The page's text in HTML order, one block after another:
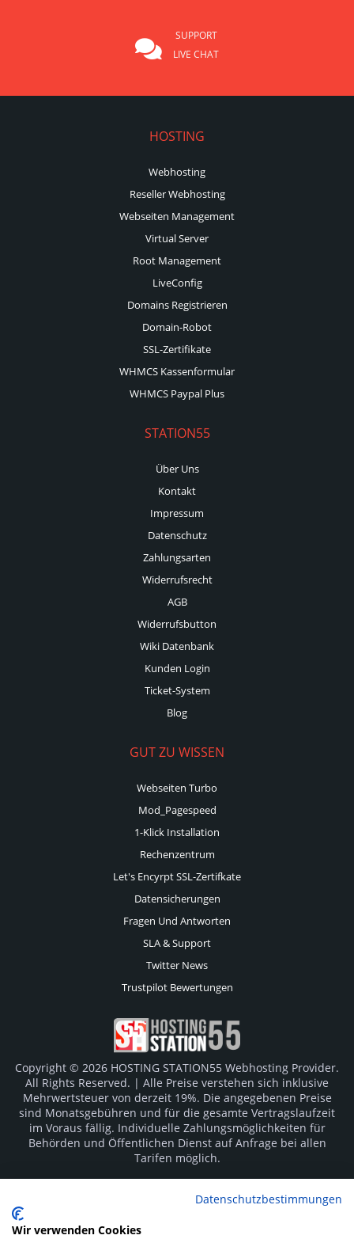
SUPPORT
LIVE CHAT
HOSTING
Webhosting
Reseller Webhosting
Webseiten Management
Virtual Server
Root Management
LiveConfig
Domains Registrieren
Domain-Robot
SSL-Zertifikate
WHMCS Kassenformular
WHMCS Paypal Plus
STATION55
Über Uns
Kontakt
Impressum
Datenschutz
Zahlungsarten
Widerrufsrecht
AGB
Widerrufsbutton
Wiki Datenbank
Kunden Login
Ticket-System
Blog
GUT ZU WISSEN
Webseiten Turbo
Mod_Pagespeed
1-Klick Installation
Rechenzentrum
Let's Encyrpt SSL-Zertifkate
Datensicherungen
Fragen Und Antworten
SLA & Support
Twitter News
Trustpilot Bewertungen
Copyright © 2026 HOSTING STATION55 Webhosting Provider.
All Rights Reserved. | Alle Preise verstehen sich inklusive
Mehrwertsteuer von derzeit 19%. Die angegebenen Preise
sind Monatsgebühren und für die gesamte Vertragslaufzeit
im Voraus fällig. Individuelle Zahlungsmöglichkeiten für
Behörden und Öffentlichen Dienst auf Anfrage bei allen
Tarifen möglich.
Hersteller. Irrtümer vorbehalten.Datenschutzbestimmungen
Wir verwenden Cookies